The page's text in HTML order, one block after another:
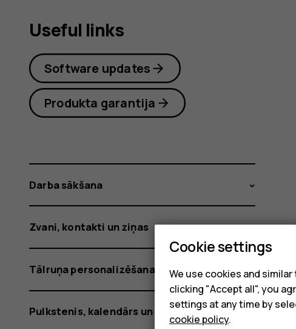
Useful links
Software updates
Produkta garantija
Darba sākšana
Zvani, kontakti un ziņas
Tālruņa personalizēšana
Pulkstenis, kalendārs un kalkulators
Cookie settings
We use cookies and
clicking "Accept all", you
settings at any time by
cookie policy.